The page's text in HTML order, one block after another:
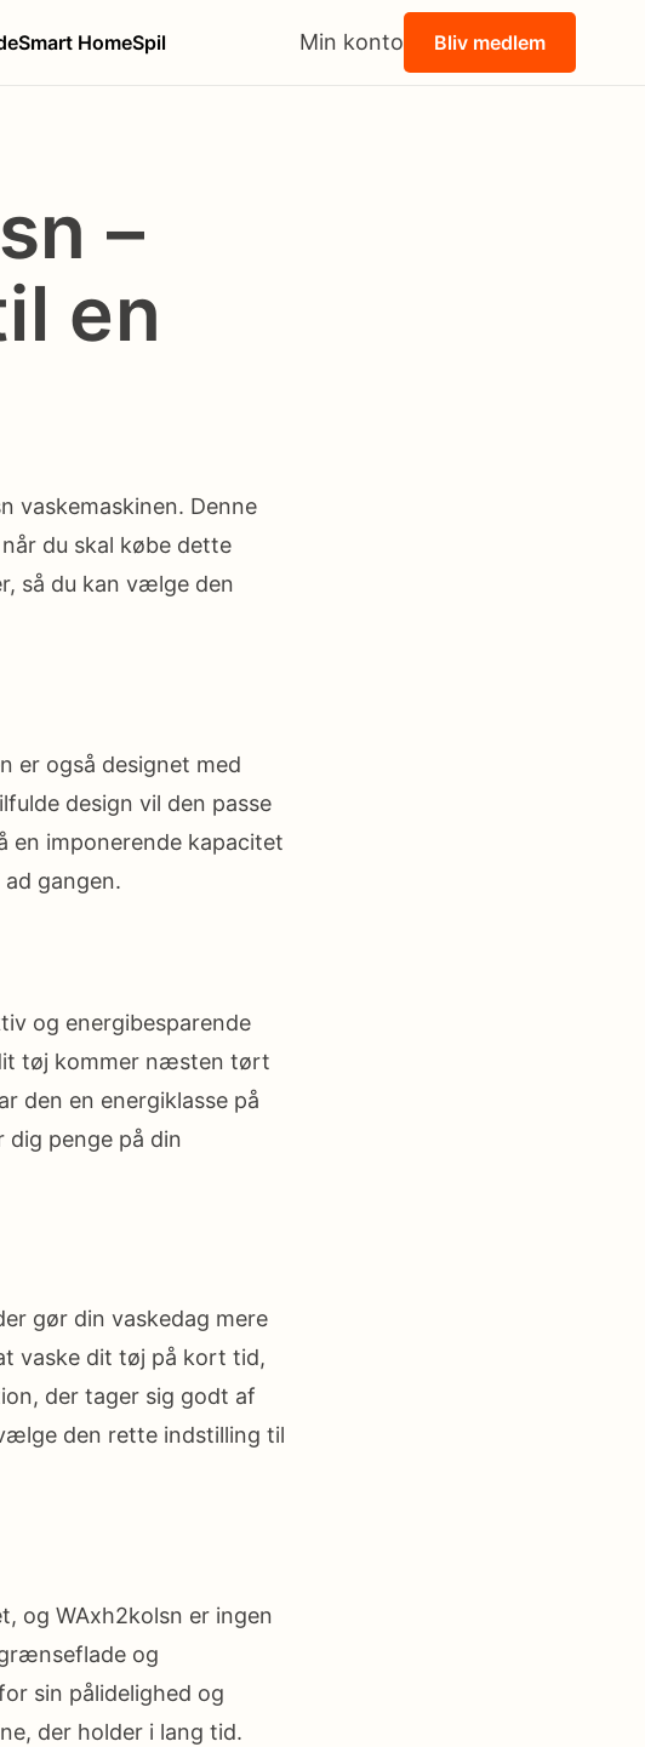
Smart HomeSpil Min konto Bliv medlem
–
en
vaskemaskinen. Denne
du skal købe dette
så du kan vælge den
er også designet med
design vil den passe
en imponerende kapacitet
gangen.
og energibesparende
tøj kommer næsten tørt
den en energiklasse på
dig penge på din
gør din vaskedag mere
vaske dit tøj på kort tid,
der tager sig godt af
den rette indstilling til
og WAxh2kolsn er ingen
og
sin pålidelighed og
der holder i lang tid.